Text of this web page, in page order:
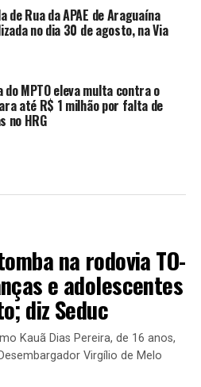
de Rua da APAE de Araguaína
no dia 30 de agosto, na Via
do MPTO eleva multa contra o
até R$ 1 milhão por falta de
no HRG
na rodovia TO-
e adolescentes
diz Seduc
Kauã Dias Pereira, de 16 anos,
Virgílio de Melo